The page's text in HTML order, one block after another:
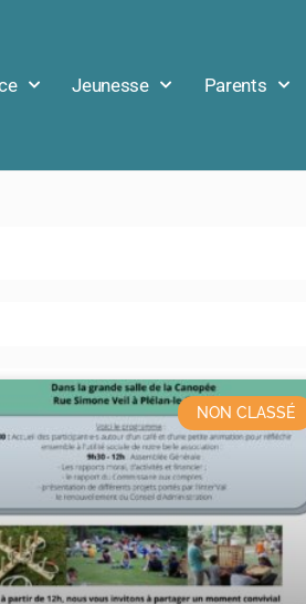
Jeunesse Parents
NON CLASSÉ